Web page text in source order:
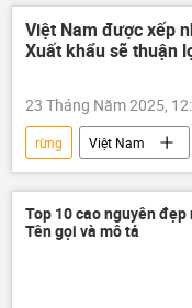
Thủ tướng
phá
xẻ thịt đất rừng
Việt Nam được xếp
Xuất khẩu sẽ thuận
23 Tháng Năm 2025,
rừng Việt Nam
phá rừng
Châu
xuất khẩu
xuất
thương mại
Top 10 cao nguyên
Tên gọi và mô tả